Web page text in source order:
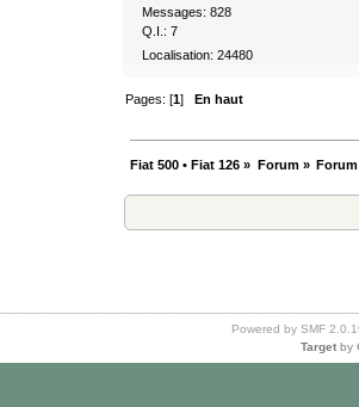
Messages: 828
Q.I.: 7
Localisation: 24480
Pages: [1]En haut
Fiat 500 • Fiat 126 » Forum»
Powered by SMF
Target by